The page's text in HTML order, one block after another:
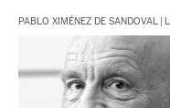
PABLO XIMÉNEZ DE SANDOVAL